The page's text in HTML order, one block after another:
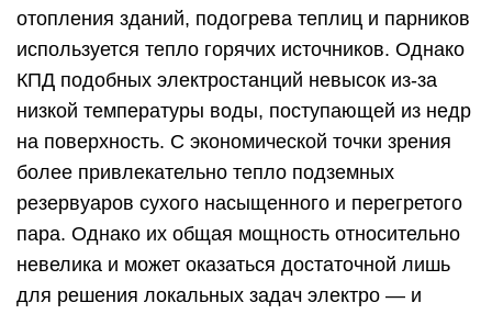
отопления зданий, подогрева теплиц и парников
используется тепло горячих источников. Однако
КПД подобных электростанций невысок из-за
низкой температуры воды, поступающей из недр
на поверхность. С экономической точки зрения
более привлекательно тепло подземных
резервуаров сухого насыщенного и перегретого
пара. Однако их общая мощность относительно
невелика и может оказаться достаточной лишь
для решения локальных задач электро — и